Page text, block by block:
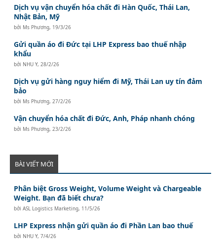
Dịch vụ vận chuyển hóa chất đi Hàn Quốc, Thái Lan,
Nhật Bản, Mỹ
bởi Ms Phương, 19/3/26
Gửi quần áo đi Đức tại LHP Express bao thuế nhập
khẩu
bởi NHU Y, 28/2/26
Dịch vụ gửi hàng nguy hiểm đi Mỹ, Thái Lan uy tín đảm
bảo
bởi Ms Phương, 27/2/26
Vận chuyển hóa chất đi Đức, Anh, Pháp nhanh chóng
bởi Ms Phương, 23/2/26
BÀI VIẾT MỚI
Phân biệt Gross Weight, Volume Weight và Chargeable
Weight. Bạn đã biết chưa?
bởiASL Logistics Marketing, 11/5/26
LHP Express nhận gửi quần áo đi Phần Lan bao thuế
bởi NHU Y,7/4/26